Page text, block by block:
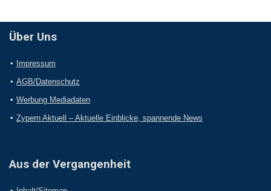
Über Uns
Impressum
AGB/Datenschutz
Werbung Mediadaten
Zypern Aktuell – Aktuelle Einblicke, spannende News
Aus der Vergangenheit